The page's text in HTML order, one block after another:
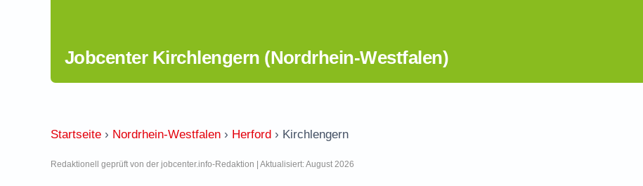
Jobcenter Kirchlengern (Nordrhein-Westfalen)
Startseite › Nordrhein-Westfalen › Herford › Kirchlengern
Redaktionell geprüft von der jobcenter.info-Redaktion | Aktualisiert: August 2026